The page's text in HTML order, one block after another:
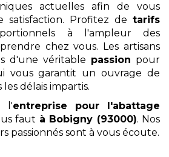
actuelles afin de vous
satisfaction. Profitez de tarifs
à l'ampleur des
chez vous. Les artisans
d'une véritable passion pour
vous garantit un ouvrage de
délais impartis.
l'entreprise pour l'abattage
faut à Bobigny (93000). Nos
passionnés sont à vous écoute.